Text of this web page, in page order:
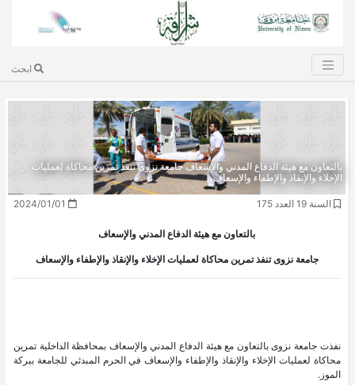
ابحث
بالتعاون مع هيئة الدفاع المدني والإسعاف جامعة نزوى تنفذ تمرين محاكاة لعمليات
الإخلاء والإنقاذ والإطفاء والإسعاف
السنة 19 العدد 175
بالتعاون مع هيئة الدفاع المدني والإسعاف
جامعة نزوى تنفذ تمرين محاكاة لعمليات الإخلاء والإنقاذ والإطفاء والإسعاف
نفذت جامعة نزوى بالتعاون مع هيئة الدفاع المدني والإسعاف بمحافظة الداخلية تمرين
محاكاة لعمليات الإخلاء والإنقاذ والإطفاء والإسعاف في الحرم المبدئي للجامعة ببركة
الموز.